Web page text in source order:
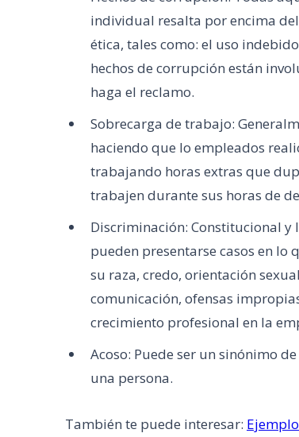
individual resalta por encima
ética, tales como: el uso
hechos de corrupción están
haga el reclamo.
Sobrecarga de trabajo:
haciendo que lo empleados
trabajando horas extras que
trabajen durante sus horas de
Discriminación: Constitucional
pueden presentarse casos en
su raza, credo, orientación
comunicación, ofensas
crecimiento profesional en la
Acoso: Puede ser un sinónimo
una persona.
También te puede interesar: